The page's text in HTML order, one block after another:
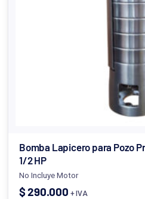
Bomba Lapicero para Pozo
1/2 HP
No Incluye Motor
$290.000 + IVA